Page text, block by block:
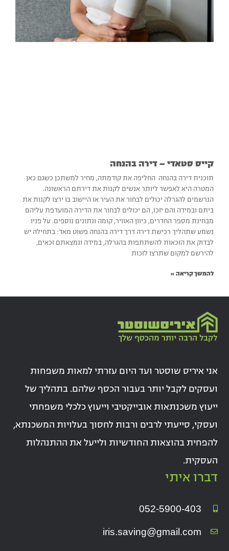
קייס סטאדי – דירה בהנחה
תוכנית דירה בהנחה החליפה את קודמתה, מחיר למשתכן כשגם כאן
המטרה היא לאפשר ליותר אנשים לקנות את דירתם הראשונה.
הנרשמים להגרלה יכולים לבחור את העיר או היישוב בו ירצו לקנות את
ביתם ובמידה והם יזכו, הם יכולים לבחור את הדירה המועדפת עליהם
מבחינת מספר החדרים, כיוון האוויר, קומה ונתונים נוספים. על פניו
נשמע שתהליך רכישת דירה דרך דירה בהנחה פשוט מאד: בתחילה יש
לבדוק את הזכאות להשתתפות בהגרלה, במידה ונמצאתם זכאים,
להירשם למקום שתרצו לזכות
להמשך קריאה »
אני איריס שוסטר ועד היום עזרתי למאות משפחות
ועסקים לקבל יותר בעבור הכסף שלהם. בתהליך של
ייעוץ משכנתאות אובייקטיבי וייעוץ כלכלי משפחתי
ועסקי, סייעתי לרבים ורבות לחסוך בעלויות המשכנתא,
להפחית בהוצאות החודשיות ולייעל את ההתנהלות
העסקית.
דברו איתי
052-5900-403
iris.saving@gmail.com